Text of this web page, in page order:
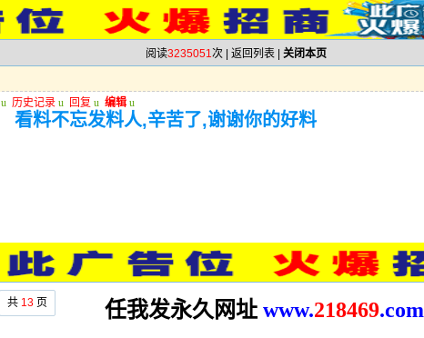
阅读3235051次 | 返回列表 关闭本页
u 历史记录 u 回复 u 编辑 u
看料不忘发料人,辛苦了,谢谢你的好料
共 13 页 任我发永久网址 www.218469.com